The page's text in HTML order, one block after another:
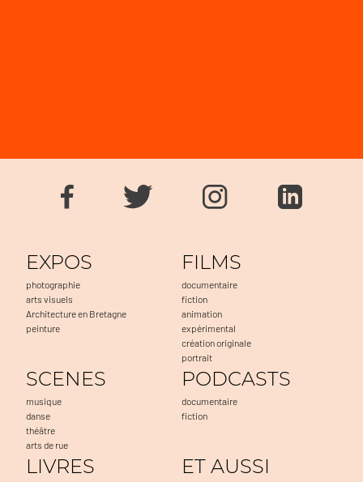
EXPOS
photographie
arts visuels
Architecture en Bretagne
peinture
FILMS
documentaire
fiction
animation
expérimental
création originale
portrait
SCENES
musique
danse
théâtre
arts de rue
PODCASTS
documentaire
fiction
LIVRES ET AUSSI